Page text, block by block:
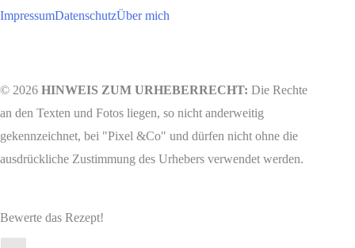
ImpressumDatenschutzÜber mich
© 2026 HINWEIS ZUM URHEBERRECHT: Die Rechte
an den Texten und Fotos liegen, so nicht anderweitig
gekennzeichnet, bei "Pixel &Co" und dürfen nicht ohne die
ausdrückliche Zustimmung des Urhebers verwendet werden.
Bewerte das Rezept!